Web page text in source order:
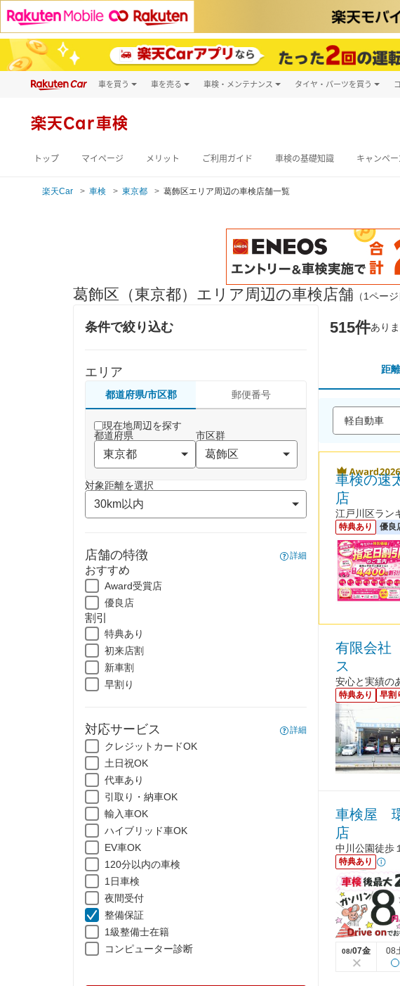
車を買う
新車
車を売る 車検・メンテナンス タイヤ・パーツを買う
楽天Car車検
トップ マイページ メリット ご利用ガイド 車検の基礎知識 キャンペ
楽天Car 車検 東京都 葛飾区エリア周辺の車検店舗一覧
葛飾区（東京都）エリア周辺の車検店舗 （1ページ
条件で絞り込む
エリア
都道府県/市区郡 郵便番号
現在地周辺を探す
都道府県
市区群
対象距離を選択
店舗の特徴 詳細
おすすめ
Award受賞店
優良店
割引
特典あり
初来店割
新車割
早割り
対応サービス 詳細
クレジットカードOK
土日祝OK
代車あり
引取り・納車OK
輸入車OK
ハイブリッド車OK
EV車OK
120分以内の車検
1日車検
夜間受付
整備保証
1級整備士在籍
コンピューター診断
515件あり
距
車検の速
店
江戸川区ラン
特典あり 優良
有限会社
ス
安心と実績の
特典あり 早割
車検屋
店
中川公園徒歩
特典あり
08/07金 08